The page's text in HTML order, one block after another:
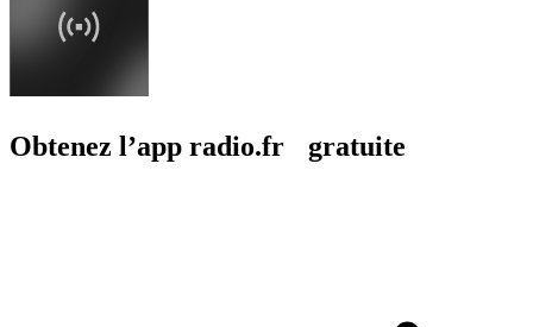
Obtenez l’app radio.fr gratuite